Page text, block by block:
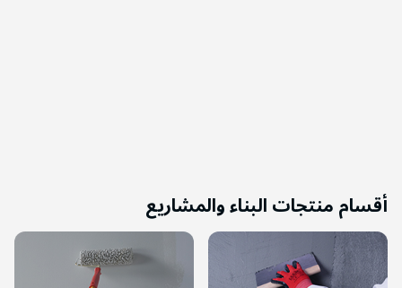
أقسام منتجات البناء والمشاريع